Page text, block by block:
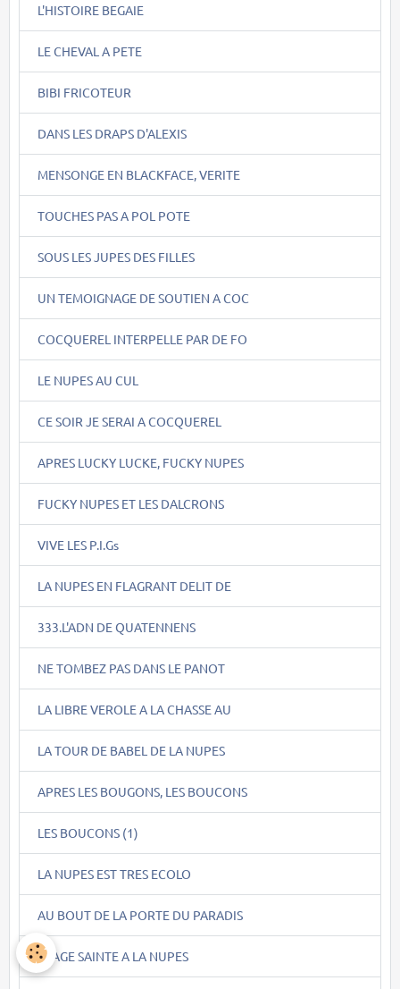
L'HISTOIRE BEGAIE
LE CHEVAL A PETE
BIBI FRICOTEUR
DANS LES DRAPS D'ALEXIS
MENSONGE EN BLACKFACE, VERITE
TOUCHES PAS A POL POTE
SOUS LES JUPES DES FILLES
UN TEMOIGNAGE DE SOUTIEN A COC
COCQUEREL INTERPELLE PAR DE FO
LE NUPES AU CUL
CE SOIR JE SERAI A COCQUEREL
APRES LUCKY LUCKE, FUCKY NUPES
FUCKY NUPES ET LES DALCRONS
VIVE LES P.I.Gs
LA NUPES EN FLAGRANT DELIT DE
333.L'ADN DE QUATENNENS
NE TOMBEZ PAS DANS LE PANOT
LA LIBRE VEROLE A LA CHASSE AU
LA TOUR DE BABEL DE LA NUPES
APRES LES BOUGONS, LES BOUCONS
LES BOUCONS (1)
LA NUPES EST TRES ECOLO
AU BOUT DE LA PORTE DU PARADIS
IMAGE SAINTE A LA NUPES